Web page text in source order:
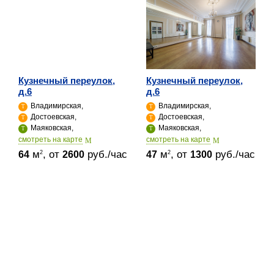
Кузнечный переулок,
д.6
Владимирская,
Достоевская,
Маяковская,
cмотреть на карте
64 м2, от 2600 руб./час
Кузнечный переулок,
д.6
Владимирская,
Достоевская,
Маяковская,
cмотреть на карте
47 м2, от 1300 руб./час